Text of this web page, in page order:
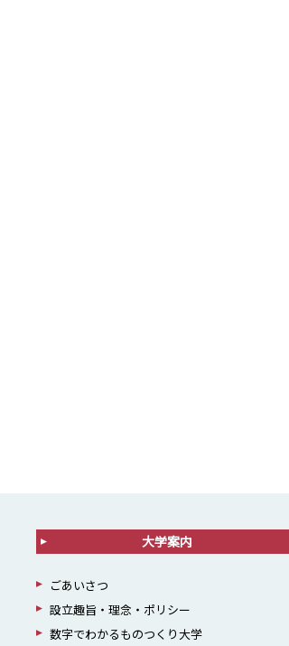
大学案内
ごあいさつ
設立趣旨・理念・ポリシー
数字でわかるものつくり大学